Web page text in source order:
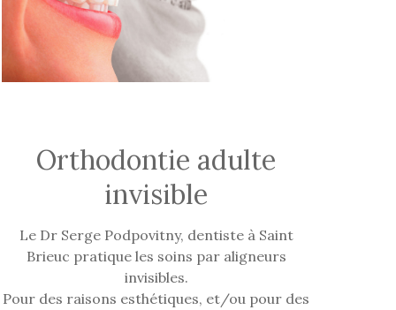
Orthodontie adulte
invisible
Le Dr Serge Podpovitny, dentiste à Saint
Brieuc pratique les soins par aligneurs
invisibles.
Pour des raisons esthétiques, et/ou pour des